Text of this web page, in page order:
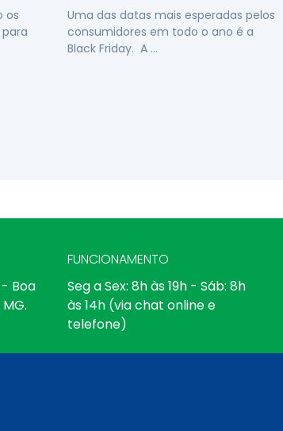
os
Uma das datas mais esperadas pelos
consumidores em todo o ano é a
Black Friday. A …
Boa
FUNCIONAMENTO
Seg a Sex: 8h às 19h - Sáb: 8h
às 14h (via chat online e
telefone)